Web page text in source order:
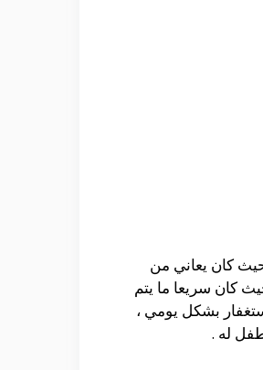
كان يعاني من
كان سريعا ما يتم
بشكل يومي ،
له .